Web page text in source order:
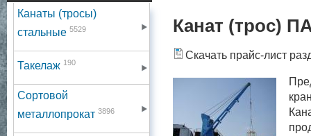
Канаты (тросы)
стальные 5529
Такелаж 190
Сортовой
металлопрокат 3896
Канат (трос)
Скачать прайс-лист